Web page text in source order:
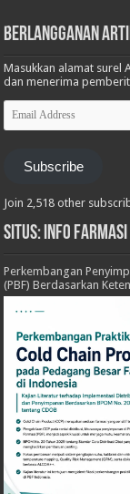
Berlangganan
Masukkan alamat surel
dan menerima
Email
Address
Subscribe
Join 2,518 other
Situs: Info
Perkembangan
(PBF) Berdasarkan